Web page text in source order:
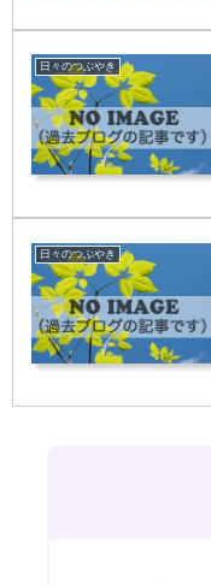
日々のつぶやき
日々のつぶやき